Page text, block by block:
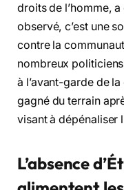
droits de l’homme,
observé, c’est une
contre la
nombreux
à l’avant-garde de
gagné du terrain
visant à dépénaliser
L’absence